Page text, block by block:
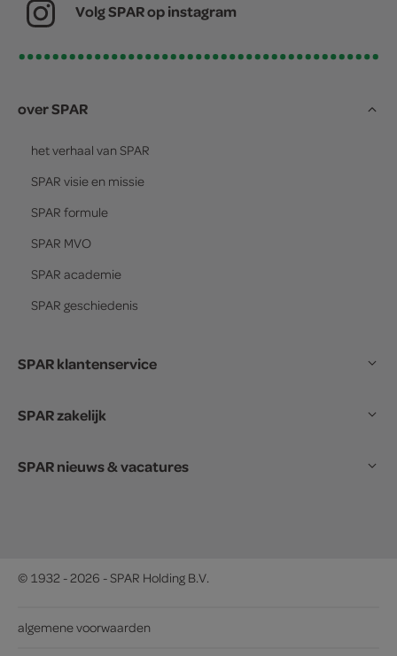
Volg SPAR op instagram
over SPAR
het verhaal van SPAR
SPAR visie en missie
SPAR formule
SPAR MVO
SPAR academie
SPAR geschiedenis
SPAR klantenservice
SPAR zakelijk
SPAR nieuws & vacatures
© 1932 - 2026 - SPAR Holding B.V.
algemene voorwaarden